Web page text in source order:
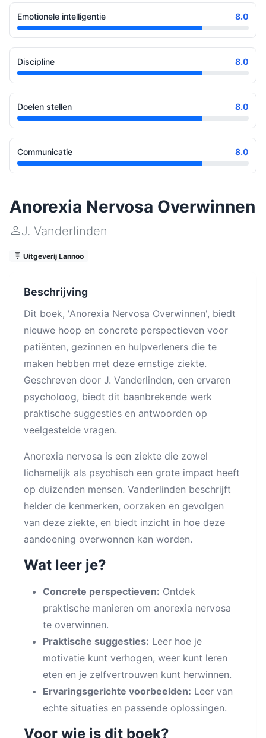
Emotionele intelligentie 8.0
Discipline 8.0
Doelen stellen 8.0
Communicatie 8.0
Anorexia Nervosa Overwinnen
J. Vanderlinden
Uitgeverij Lannoo
Beschrijving
Dit boek, 'Anorexia Nervosa Overwinnen', biedt
nieuwe hoop en concrete perspectieven voor
patiënten, gezinnen en hulpverleners die te
maken hebben met deze ernstige ziekte.
Geschreven door J. Vanderlinden, een ervaren
psycholoog, biedt dit baanbrekende werk
praktische suggesties en antwoorden op
veelgestelde vragen.
Anorexia nervosa is een ziekte die zowel
lichamelijk als psychisch een grote impact heeft
op duizenden mensen. Vanderlinden beschrijft
helder de kenmerken, oorzaken en gevolgen
van deze ziekte, en biedt inzicht in hoe deze
aandoening overwonnen kan worden.
Wat leer je?
Concrete perspectieven: Ontdek
praktische manieren om anorexia nervosa
te overwinnen.
Praktische suggesties: Leer hoe je
motivatie kunt verhogen, weer kunt leren
eten en je zelfvertrouwen kunt herwinnen.
Ervaringsgerichte voorbeelden: Leer van
echte situaties en passende oplossingen.
Voor wie is dit boek?